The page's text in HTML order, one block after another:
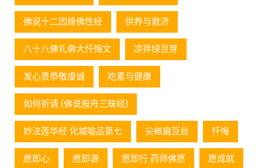
佛说十二因缘佛性经 供养与救济
八十八佛礼佛大忏悔文 凉拌绿豆芽
发心贵恭敬虔诚 吃素与健康
如何祈请 (佛说般舟三昧经)
妙法莲华经 化城喻品第七 尖椒扁豆丝 忏悔
愿即心 愿即源 愿即行 药师佛愿 愿成就